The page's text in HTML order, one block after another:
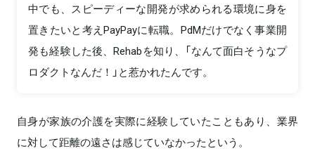
中でも、スピーディーな開発が求められる環境に身を
置きたいと考えPayPayに転職。PdMだけでなく事業開
発も経験した後、Rehabを知り、「なんて面白そうなプ
ロダクトなんだ！」と惹かれたんです。
自身が家族の介護を実際に経験していたこともあり、業界
に対して距離の遠さは感じていなかったという。